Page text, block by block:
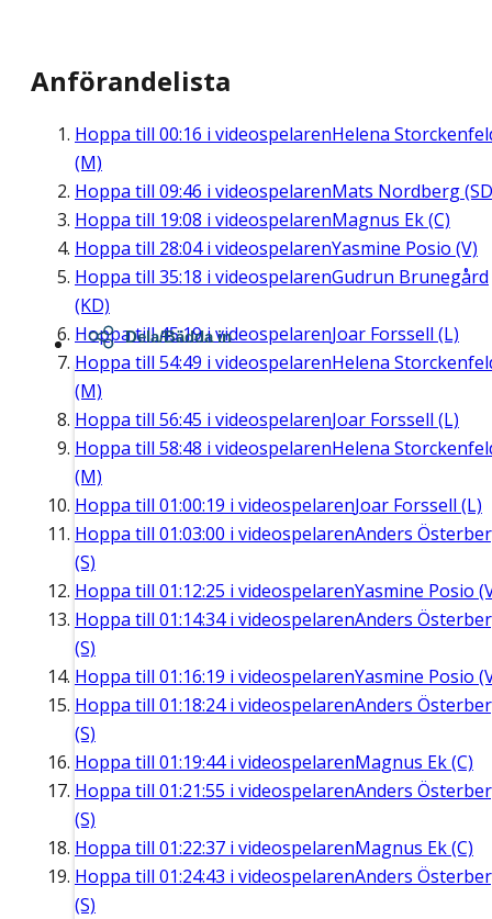
Anförandelista
Hoppa till 00:16 i videospelarenHelena
(M)
Hoppa till 09:46 i videospelarenMats Nordberg
Hoppa till 19:08 i videospelarenMagnus Ek (C)
Hoppa till 28:04i videospelarenYasmine Posio (V)
Hoppa till 35:18 i videospelarenGudrun Brunegård
(KD)
Hoppa till45:19i videospelarenJoar Forssell (L)
Hoppa till 54:49 i videospelarenHelena
(M)
Hoppa till 56:45 i videospelarenJoar Forssell (L)
Hoppa till 58:48 i videospelarenHelena
(M)
Hoppa till 01:00:19 i videospelarenJoar Forssell (L)
Hoppa till 01:03:00 i videospelarenAnders
(S)
Hoppa till 01:12:25 i videospelarenYasmine Posio
Hoppa till 01:14:34i videospelarenAnders
(S)
Hoppa till 01:16:19 i videospelarenYasmine Posio
Hoppa till 01:18:24i videospelarenAnders
(S)
Hoppa till 01:19:44i videospelarenMagnus Ek (C)
Hoppa till 01:21:55 i videospelarenAnders
(S)
Hoppa till 01:22:37 i videospelarenMagnus Ek (C)
Hoppa till 01:24:43 i videospelarenAnders
(S)
Dela/Bädda in